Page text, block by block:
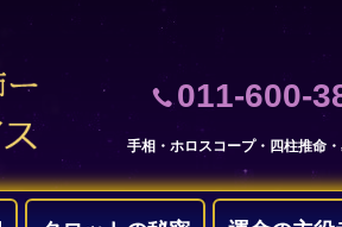
011-600-
手相・ホロスコープ・四柱推命